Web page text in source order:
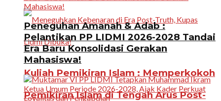
Kuliah Pemikiran Islam : Memperkokoh
Pemikiran Islam di Tengah Arus Post-
Peneguhan Amanah & Adab :
Pelantikan PP LIDMI 2026-2028 Tandai
Era Baru Konsolidasi Gerakan
Mahasiswa!